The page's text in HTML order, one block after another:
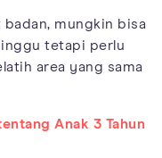
mungkin bisa
tetapi perlu
area yang sama
Anak 3 Tahun